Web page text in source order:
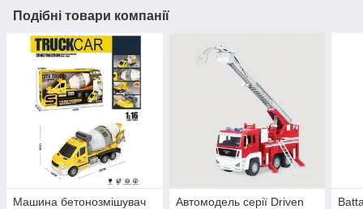
Подібні товари компанії
Машина бетонозмішувач
Автомодель серії Driven